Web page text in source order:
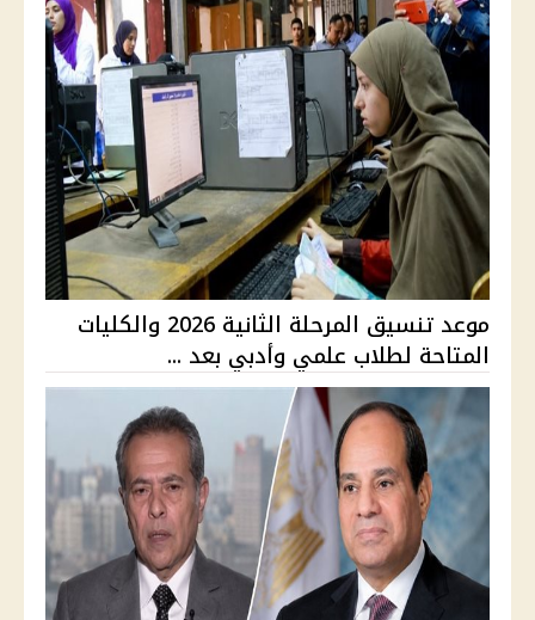
موعد تنسيق المرحلة الثانية 2026 والكليات
المتاحة لطلاب علمي وأدبي بعد ...